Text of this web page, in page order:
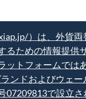
）は、外貨両
るための情報提供
ットフォームでは
ンドおよびウェー
07209813で設立さ